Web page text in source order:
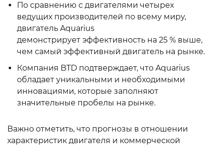
По сравнению с двигателями четырех
ведущих производителей по всему миру,
двигатель Aquarius
демонстрирует эффективность на 25 % выше,
чем самый эффективный двигатель на рынке.
Компания BTD подтверждает, что Aquarius
обладает уникальными и необходимыми
инновациями, которые заполняют
значительные пробелы на рынке.
Важно отметить, что прогнозы в отношении
характеристик двигателя и коммерческой